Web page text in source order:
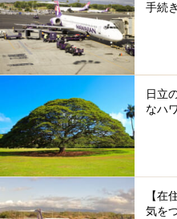
手続
日立
なハ
【在
気を